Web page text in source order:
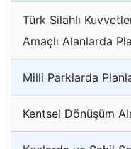
Türk Silahlı
Amaçlı Alanlarda
Milli Parklarda
Kentsel Dönüşüm